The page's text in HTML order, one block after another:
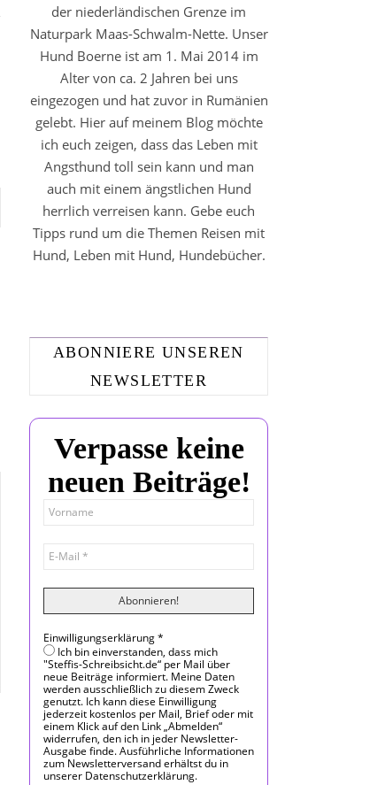
der niederländischen Grenze im
Naturpark Maas-Schwalm-Nette. Unser
Hund Boerne ist am 1. Mai 2014 im
Alter von ca. 2 Jahren bei uns
eingezogen und hat zuvor in Rumänien
gelebt. Hier auf meinem Blog möchte
ich euch zeigen, dass das Leben mit
Angsthund toll sein kann und man
auch mit einem ängstlichen Hund
herrlich verreisen kann. Gebe euch
Tipps rund um die Themen Reisen mit
Hund, Leben mit Hund, Hundebücher.
ABONNIERE UNSEREN
NEWSLETTER
Verpasse keine
neuen Beiträge!
Einwilligungserklärung*
Ich bin einverstanden, dass mich
"Steffis-Schreibsicht.de“ per Mail über
neue Beiträge informiert. Meine Daten
werden ausschließlich zu diesem Zweck
genutzt. Ich kann diese Einwilligung
jederzeit kostenlos per Mail, Brief oder mit
einem Klick auf den Link „Abmelden“
widerrufen, den ich in jeder Newsletter-
Ausgabe finde. Ausführliche Informationen
zum Newsletterversand erhältst du in
unserer Datenschutzerklärung.